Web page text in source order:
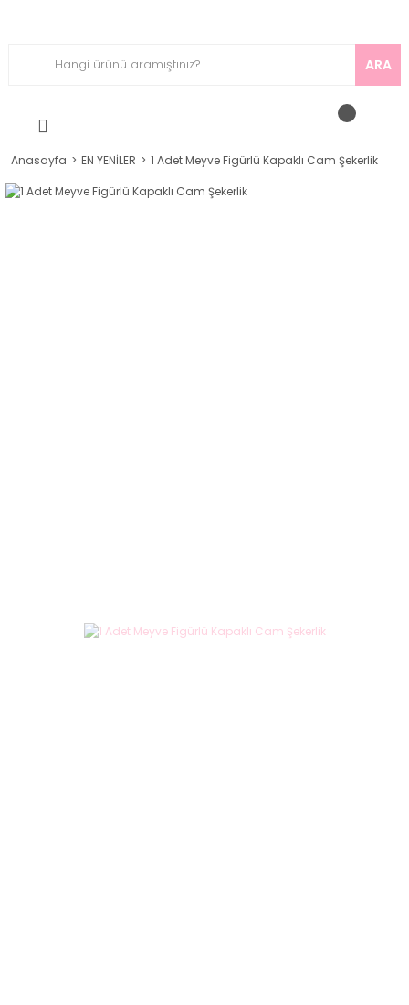
ARA
Anasayfa EN YENİLER 1 Adet Meyve Figürlü Kapaklı Cam Şekerlik